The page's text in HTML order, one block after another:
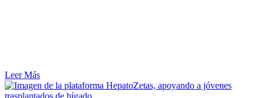
Leer Más